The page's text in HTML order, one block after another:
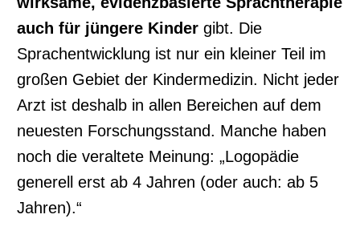
auch für jüngere Kindergibt. Die
Sprachentwicklung ist nur ein kleiner Teil im
großen Gebiet der Kindermedizin. Nicht jeder
Arzt ist deshalb in allen Bereichen auf dem
neuesten Forschungsstand. Manche haben
noch die veraltete Meinung: „Logopädie
generell erst ab 4 Jahren (oder auch: ab 5
Jahren).“